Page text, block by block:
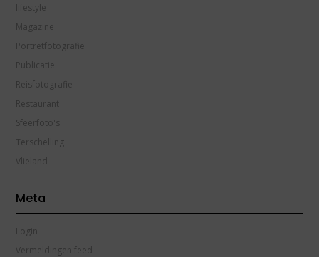
lifestyle
Magazine
Portretfotografie
Publicatie
Reisfotografie
Restaurant
Sfeerfoto's
Terschelling
Vlieland
Meta
Login
Vermeldingen feed